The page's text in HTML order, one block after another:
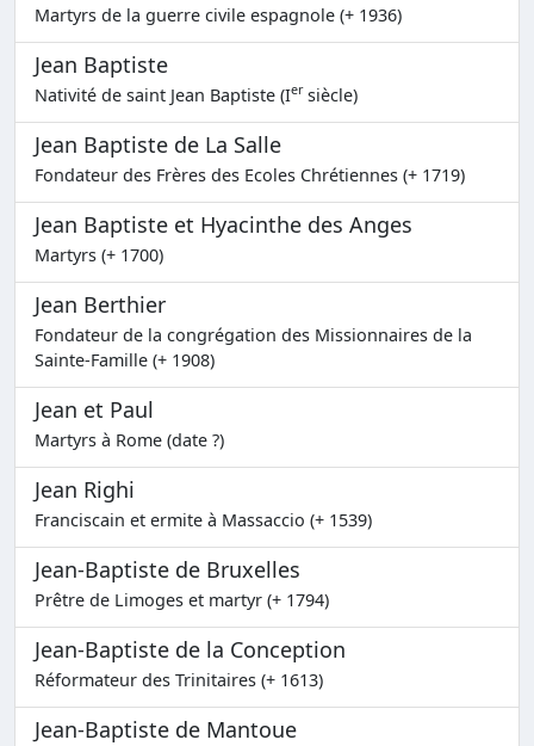
Martyrs de la guerre civile espagnole (+ 1936)
Jean Baptiste
Nativité de saint Jean Baptiste (Iersiècle)
Jean Baptiste de La Salle
Fondateur des Frères des Ecoles Chrétiennes (+ 1719)
Jean Baptiste et Hyacinthe des Anges
Martyrs (+ 1700)
Jean Berthier
Fondateur de la congrégation des Missionnaires de la
Sainte-Famille (+ 1908)
Jean et Paul
Martyrs à Rome (date ?)
Jean Righi
Franciscain et ermite à Massaccio (+ 1539)
Jean-Baptiste de Bruxelles
Prêtre de Limoges et martyr (+ 1794)
Jean-Baptiste de la Conception
Réformateur des Trinitaires (+ 1613)
Jean-Baptiste de Mantoue